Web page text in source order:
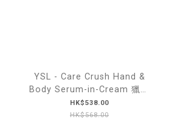
YSL - Care Crush Hand &
Body Serum-in-Cream 獵心
精華霜 50g
HK$538.00
HK$568.00